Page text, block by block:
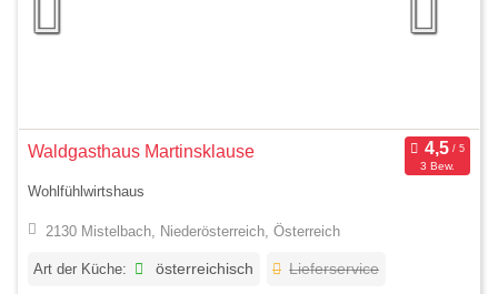
Waldgasthaus Martinsklause
3 Bew.
Wohlfühlwirtshaus
2130 Mistelbach, Niederösterreich, Österreich
Art der Küche: österreichisch Lieferservice